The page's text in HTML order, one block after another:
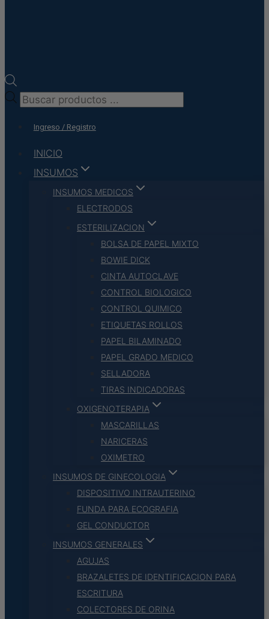
Búsqueda
productos
Ingreso / Registro
INICIO
INSUMOS
INSUMOS MEDICOS
ELECTRODOS
ESTERILIZACION
BOLSA DE PAPEL MIXTO
BOWIE DICK
CINTA AUTOCLAVE
CONTROL BIOLOGICO
CONTROL QUIMICO
ETIQUETAS ROLLOS
PAPEL BILAMINADO
PAPEL GRADO MEDICO
SELLADORA
TIRAS INDICADORAS
OXIGENOTERAPIA
MASCARILLAS
NARICERAS
OXIMETRO
INSUMOS DE GINECOLOGIA
DISPOSITIVO INTRAUTERINO
FUNDA PARA ECOGRAFIA
GEL CONDUCTOR
INSUMOS GENERALES
AGUJAS
BRAZALETES DE IDENTIFICACION PARA
ESCRITURA
COLECTORES DE ORINA